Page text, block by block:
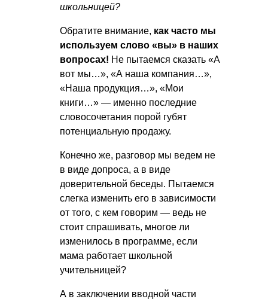
школьницей?
Обратите внимание, как часто мы
используем слово «вы» в наших
вопросах! Не пытаемся сказать «А
вот мы…», «А наша компания…»,
«Наша продукция…», «Мои
книги…» — именно последние
словосочетания порой губят
потенциальную продажу.
Конечно же, разговор мы ведем не
в виде допроса, а в виде
доверительной беседы. Пытаемся
слегка изменить его в зависимости
от того, с кем говорим — ведь не
стоит спрашивать, многое ли
изменилось в программе, если
мама работает школьной
учительницей?
А в заключении вводной части